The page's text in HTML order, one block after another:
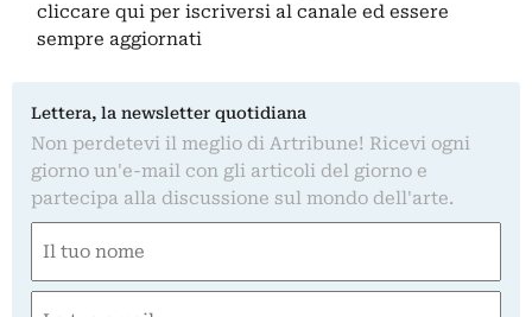
cliccare qui per iscriversi al canale ed essere
sempre aggiornati
Lettera, la newsletter quotidiana
Non perdetevi il meglio di Artribune! Ricevi ogni
giorno un'e-mail con gli articoli del giorno e
partecipa alla discussione sul mondo dell'arte.
(Required)